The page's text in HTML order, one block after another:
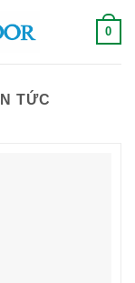
0
TỨC